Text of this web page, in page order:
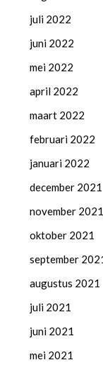
juli 2022
juni 2022
mei 2022
april 2022
maart 2022
februari 2022
januari 2022
december 2021
november 2021
oktober 2021
september
augustus 2021
juli 2021
juni 2021
mei 2021